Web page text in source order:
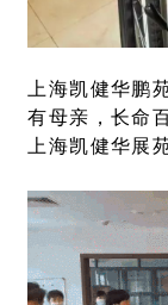
上海凯健华鹏
有母亲，长命
上海凯健华展